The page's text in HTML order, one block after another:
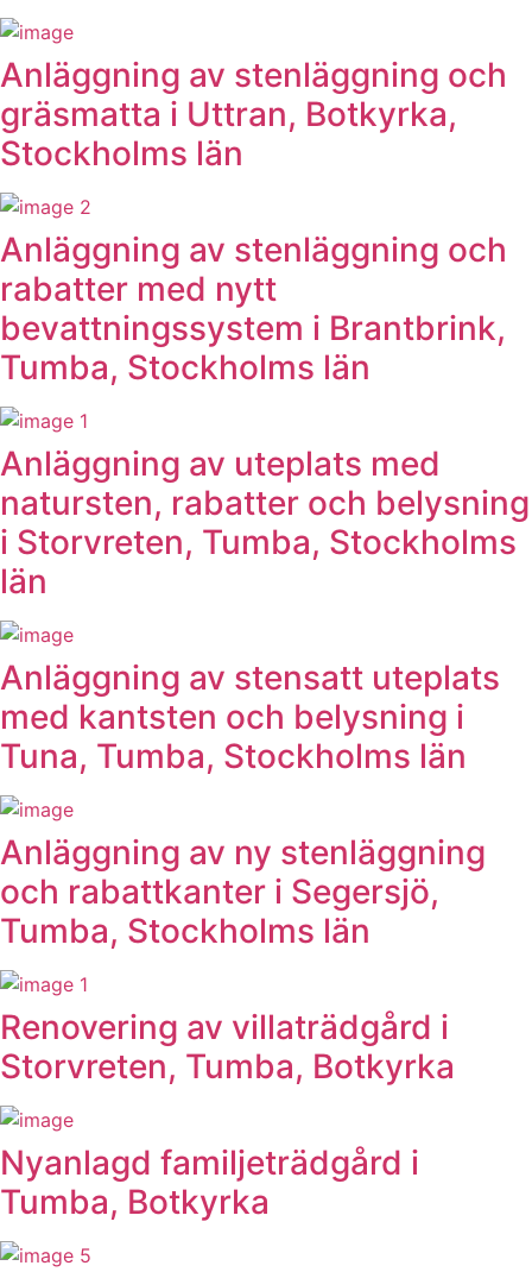
Anläggning av stenläggning och
gräsmatta i Uttran, Botkyrka,
Stockholms län
Anläggning av stenläggning och
rabatter med nytt
bevattningssystem i Brantbrink,
Tumba, Stockholms län
Anläggning av uteplats med
natursten, rabatter och belysning
i Storvreten, Tumba, Stockholms
län
Anläggning av stensatt uteplats
med kantsten och belysning i
Tuna, Tumba, Stockholms län
Anläggning av ny stenläggning
och rabattkanter i Segersjö,
Tumba, Stockholms län
Renovering av villaträdgård i
Storvreten, Tumba, Botkyrka
Nyanlagd familjeträdgård i
Tumba, Botkyrka